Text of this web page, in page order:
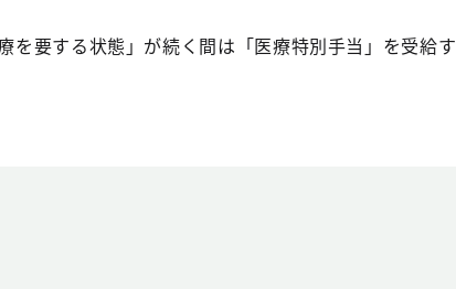
要する状態」が続く間は「医療特別手当」を受給す